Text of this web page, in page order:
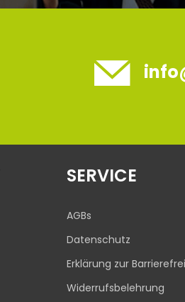
SERVICE
AGBs
Datenschutz
Erklärung zur
Widerrufsbelehrung